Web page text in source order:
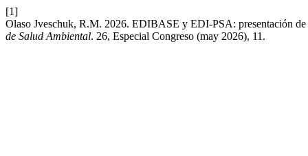
[1]
Olaso Jveschuk, R.M. 2026. EDIBASE y EDI-PSA: presentación
de Salud Ambiental. 26, Especial Congreso (may 2026), 11.